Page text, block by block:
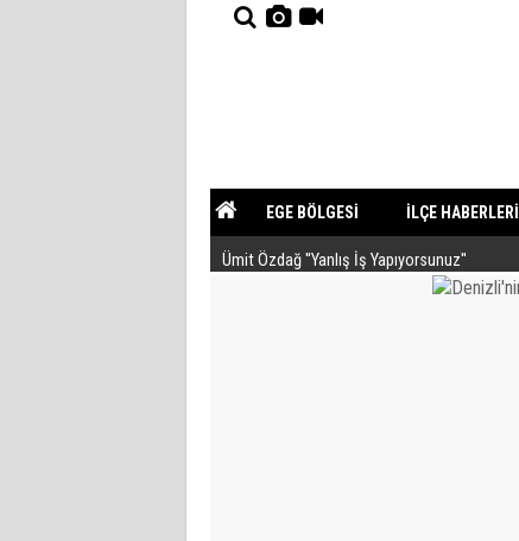
EGE BÖLGESİ İLÇE HABERLERİ
YAZARLAR GÜNDEM
Ümit Özdağ ''Yanlış İş Yapıyorsunuz''